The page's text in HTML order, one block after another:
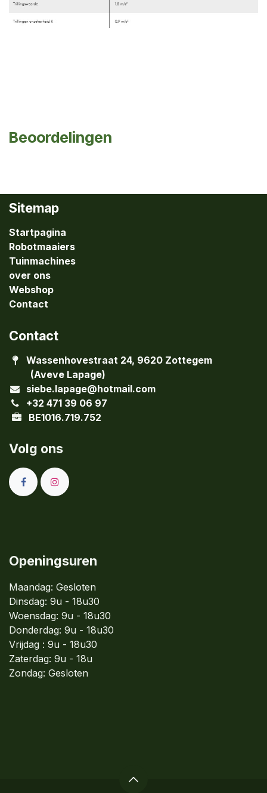
Beoordelingen
Sitemap
Startpagina
Robotmaaiers
Tuinmachines
over ons
Webshop
Contact
Contact
Wassenhovestraat 24, 9620 Zottegem
(Aveve Lapage)
siebe.lapage@hotmail.com
+32 471 39 06 97
BE1016.719.752
Volg ons
Openingsuren
Maandag: Gesloten
Dinsdag: 9u - 18u30
Woensdag: 9u - 18u30
Donderdag: 9u - 18u30
Vrijdag : 9u - 18u30
Zaterdag: 9u - 18u
Zondag: Gesloten